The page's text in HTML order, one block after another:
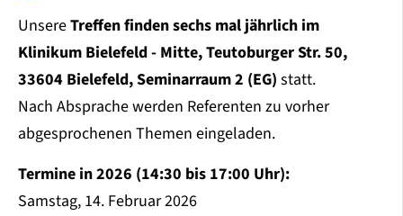
UnsereTreffen finden sechs mal jährlich im
Klinikum Bielefeld - Mitte, Teutoburger Str. 50,
33604 Bielefeld, Seminarraum 2 (EG) statt.
Nach Absprache werden Referenten zu vorher
abgesprochenen Themen eingeladen.
Termine in 2026 (14:30 bis 17:00 Uhr):
Samstag, 14. Februar 2026